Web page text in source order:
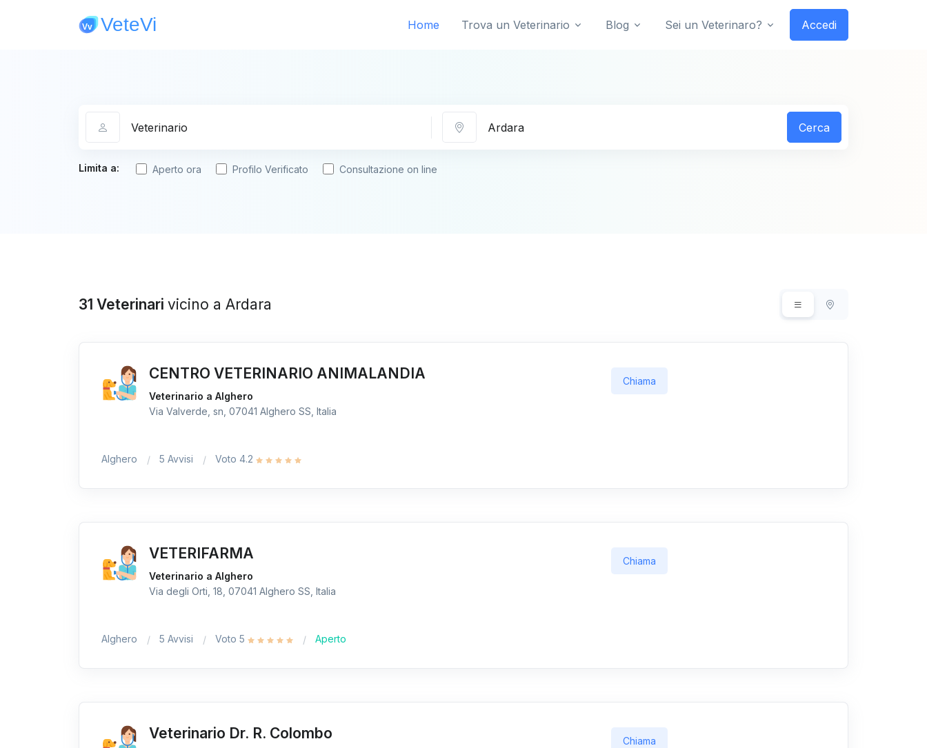
Home Trova un Veterinario Blog Sei un Veterinaro? Accedi
Cerca
Limita a: Aperto ora Profilo Verificato Consultazione on line
31 Veterinari vicino a Ardara
CENTRO VETERINARIO ANIMALANDIA
Veterinario a Alghero
Via Valverde, sn, 07041 Alghero SS, Italia
Chiama
Alghero 5 Avvisi Voto 4.2
VETERIFARMA
Veterinario a Alghero
Via degli Orti, 18, 07041 Alghero SS, Italia
Chiama
Alghero 5 Avvisi Voto 5 Aperto
Veterinario Dr. R. Colombo Chiama